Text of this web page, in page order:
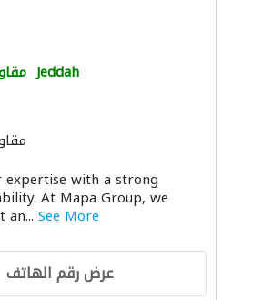
Jeddah
expertise with a strong
At Mapa Group, we
an... See More
عرض رقم الهاتف